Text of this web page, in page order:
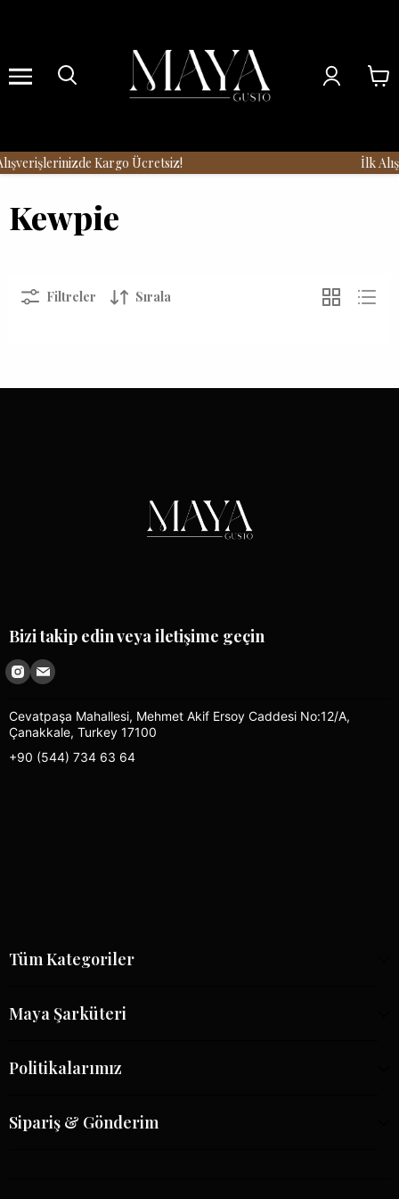
Kargo Ücretsiz! İlk
Kewpie
Filtreler Sırala
Bizi takip edin veya iletişime geçin
Cevatpaşa Mahallesi, Mehmet Akif Ersoy Caddesi No:12/A,
Çanakkale, Turkey 17100
+90 (544) 734 63 64
Tüm Kategoriler
Maya Şarküteri
Politikalarımız
Sipariş & Gönderim